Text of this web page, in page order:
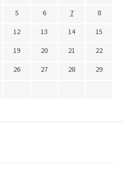
5 6 7
8
12 13 14
15
19 20 21
22
26 27 28
29